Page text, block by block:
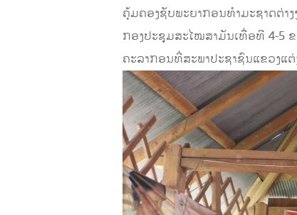
ຄຸ້ມຄອງຊັບພະຍາກອນທໍາມະຊາດຕ່າ
ກອງປະຊຸມສະໄໝສາມັນເທື່ອທີ 4-5
ຄະລາກອນທີ່ສະພາປະຊາຊົນແຂວງແ